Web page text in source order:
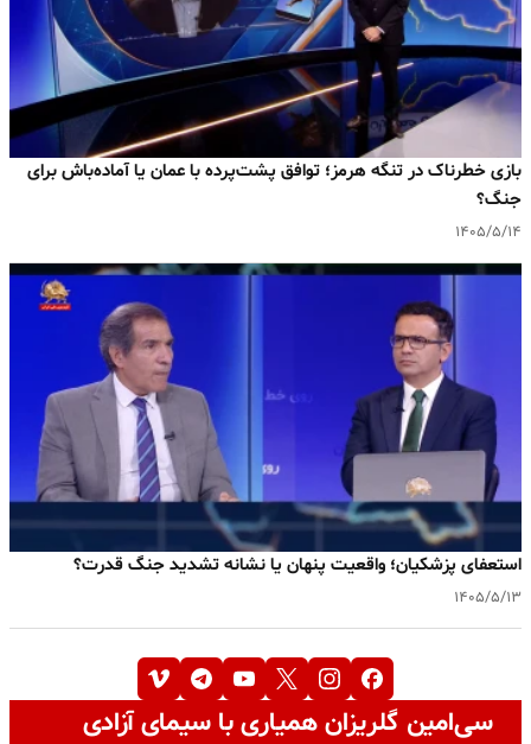
بازی خطرناک در تنگه هرمز؛ توافق پشت‌پرده با عمان یا آماده‌باش برای
جنگ؟
۱۴۰۵/۵/۱۴
استعفای پزشکیان؛ واقعیت پنهان یا نشانه تشدید جنگ قدرت؟
۱۴۰۵/۵/۱۳
سی‌امین گلریزان همیاری با سیمای آزادی